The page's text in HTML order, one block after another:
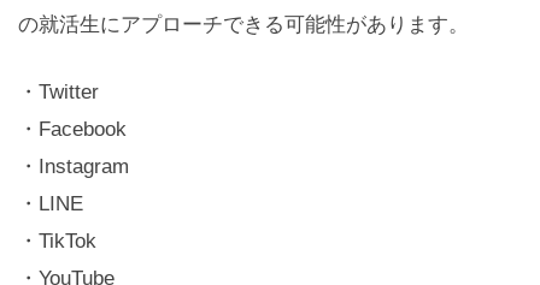
の就活生にアプローチできる可能性があります。
・Twitter
・Facebook
・Instagram
・LINE
・TikTok
・YouTube